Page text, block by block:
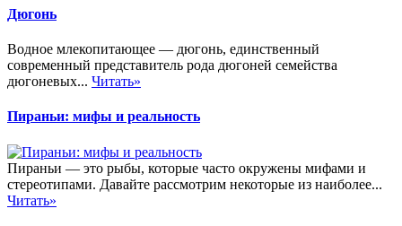
Дюгонь
Водное млекопитающее — дюгонь, единственный
современный представитель рода дюгоней семейства
дюгоневых... Читать»
Пираньи: мифы и реальность
Пираньи — это рыбы, которые часто окружены мифами и
стереотипами. Давайте рассмотрим некоторые из наиболее...
Читать»